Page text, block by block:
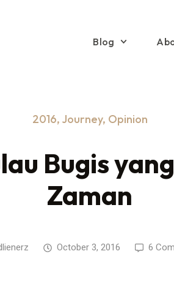
Blog
2016, Journey, Opinion
Bugis
Zaman
October 3, 2016 6